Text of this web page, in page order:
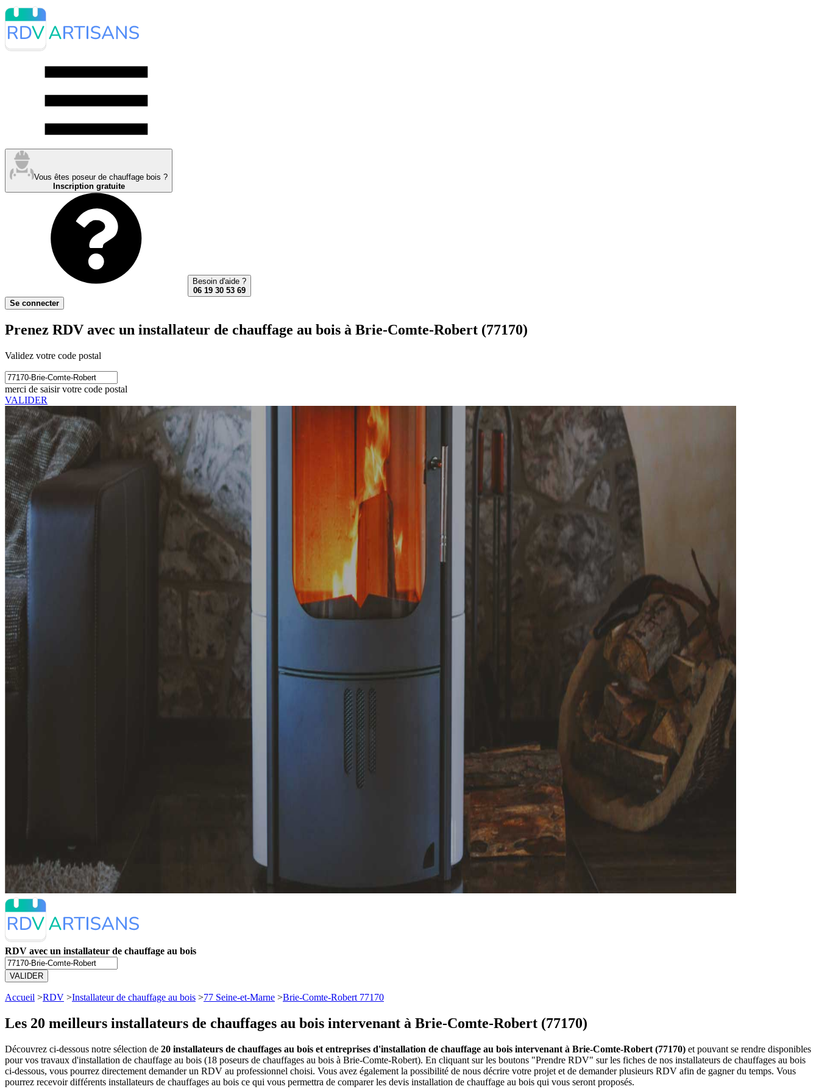
Vous êtes poseur de chauffage bois ?
Inscription gratuite
Besoin d'aide ?
06 19 30 53 69
Se connecter
Prenez RDV avec un installateur de chauffage au bois à Brie-Comte-Robert (77170)
Validez votre code postal
merci de saisir votre code postal
VALIDER
RDV avec un installateur de chauffage au bois
VALIDER
Accueil >RDV >Installateur de chauffage au bois >77 Seine-et-Marne >Brie-Comte-Robert 77170
Les 20 meilleurs installateurs de chauffages au bois intervenant à Brie-Comte-Robert (77170)
Découvrez ci-dessous notre sélection de 20 installateurs de chauffages au bois et entreprises d'installation de chauffage au bois intervenant à Brie-Comte-Robert (77170) et pouvant se rendre disponibles
pour vos travaux d'installation de chauffage au bois (18 poseurs de chauffages au bois à Brie-Comte-Robert). En cliquant sur les boutons "Prendre RDV" sur les fiches de nos installateurs de chauffages au bois
ci-dessous, vous pourrez directement demander un RDV au professionnel choisi. Vous avez également la possibilité de nous décrire votre projet et de demander plusieurs RDV afin de gagner du temps. Vous
pourrez recevoir différents installateurs de chauffages au bois ce qui vous permettra de comparer les devis installation de chauffage au bois qui vous seront proposés.